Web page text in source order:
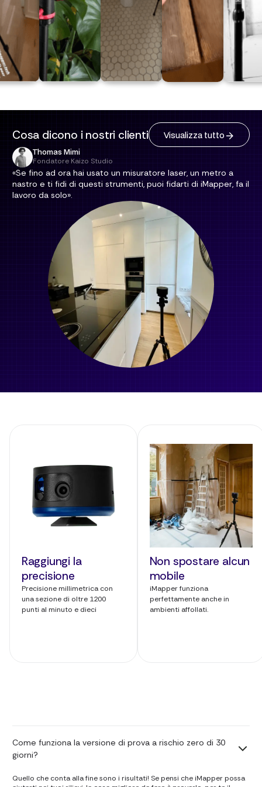
Cosa dicono i nostri clienti Visualizza tutto
«Se fino ad ora hai usato un misuratore laser, un metro a
nastro e ti fidi di questi strumenti, puoi fidarti di iMapper, fa il
lavoro da solo».
Thomas Mimi
Fondatore Kaizo Studio
Raggiungi la
precisione
Precisione millimetrica con
una sezione di oltre 1200
punti al minuto e dieci
Non spostare alcun
mobile
iMapper funziona
perfettamente anche in
ambienti affollati.
Come funziona la versione di prova a rischio zero di 30
giorni?
Quello che conta alla fine sono i risultati! Se pensi che iMapper possa